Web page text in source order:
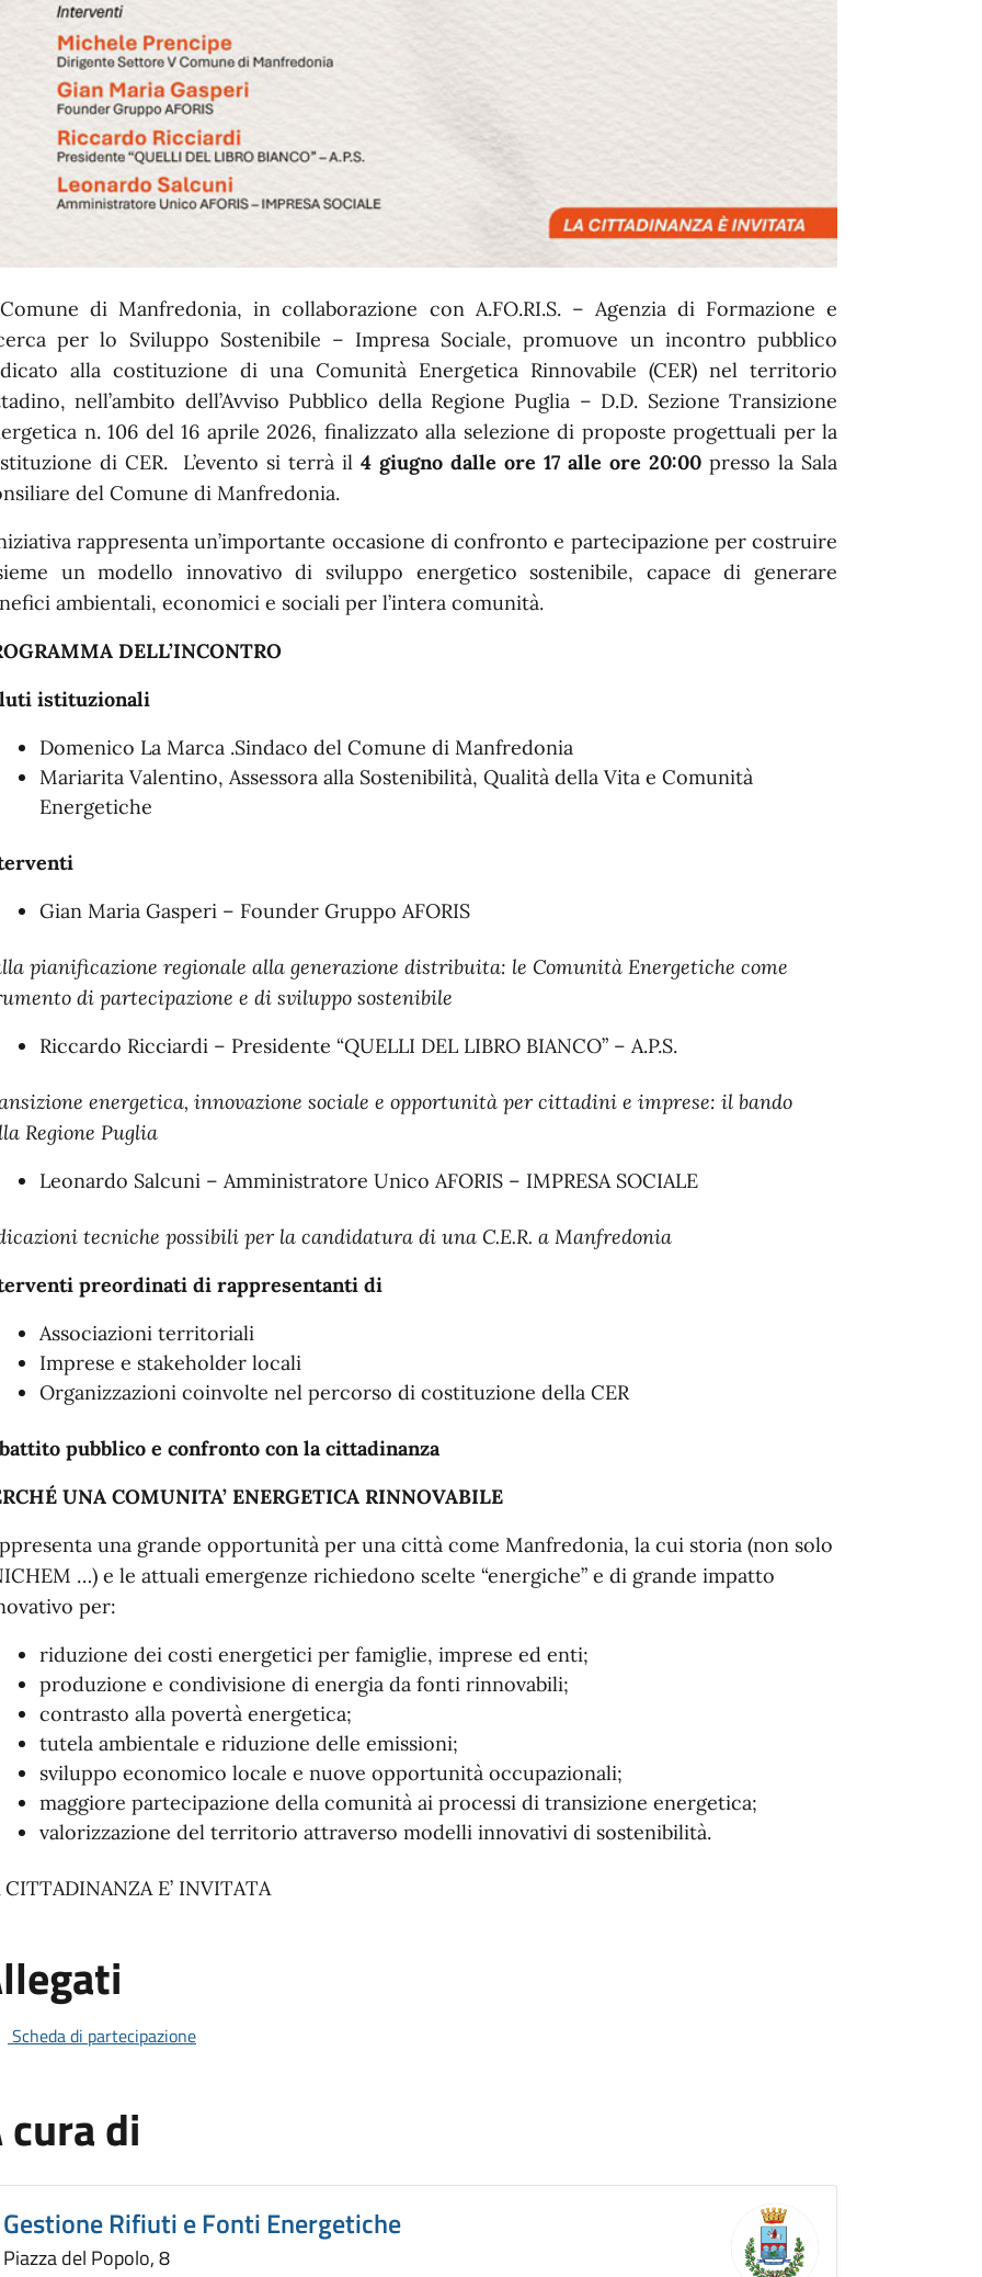
di Manfredonia, in collaborazione con A.FO.RI.S. – Agenzia di Formazione e
per lo Sviluppo Sostenibile – Impresa Sociale, promuove un incontro pubblico
alla costituzione di una Comunità Energetica Rinnovabile (CER) nel territorio
nell’ambito dell’Avviso Pubblico della Regione Puglia – D.D. Sezione Transizione
n. 106 del 16 aprile 2026, finalizzato alla selezione di proposte progettuali per la
di CER. L’evento si terrà il 4 giugno dalle ore 17 alle ore 20:00 presso la Sala
del Comune di Manfredonia.
rappresenta un’importante occasione di confronto e partecipazione per costruire
un modello innovativo di sviluppo energetico sostenibile, capace di generare
ambientali, economici e sociali per l’intera comunità.
DELL’INCONTRO
istituzionali
Domenico La Marca .Sindaco del Comune di Manfredonia
Mariarita Valentino, Assessora alla Sostenibilità, Qualità della Vita e Comunità
Energetiche
Gian Maria Gasperi – Founder Gruppo AFORIS
pianificazione regionale alla generazione distribuita: le Comunità Energetiche come
di partecipazione e di sviluppo sostenibile
Riccardo Ricciardi – Presidente “QUELLI DEL LIBRO BIANCO” – A.P.S.
energetica, innovazione sociale e opportunità per cittadini e imprese: il bando
Regione Puglia
Leonardo Salcuni – Amministratore Unico AFORIS – IMPRESA SOCIALE
tecniche possibili per la candidatura di una C.E.R. a Manfredonia
preordinati di rappresentanti di
Associazioni territoriali
Imprese e stakeholder locali
Organizzazioni coinvolte nel percorso di costituzione della CER
pubblico e confronto con la cittadinanza
UNA COMUNITA’ ENERGETICA RINNOVABILE
una grande opportunità per una città come Manfredonia, la cui storia (non solo
…) e le attuali emergenze richiedono scelte “energiche” e di grande impatto
per:
riduzione dei costi energetici per famiglie, imprese ed enti;
produzione e condivisione di energia da fonti rinnovabili;
contrasto alla povertà energetica;
tutela ambientale e riduzione delle emissioni;
sviluppo economico locale e nuove opportunità occupazionali;
maggiore partecipazione della comunità ai processi di transizione energetica;
valorizzazione del territorio attraverso modelli innovativi di sostenibilità.
CITTADINANZA E’ INVITATA
Scheda di partecipazione
cura di
Gestione Rifiuti e Fonti Energetiche
Piazza del Popolo, 8